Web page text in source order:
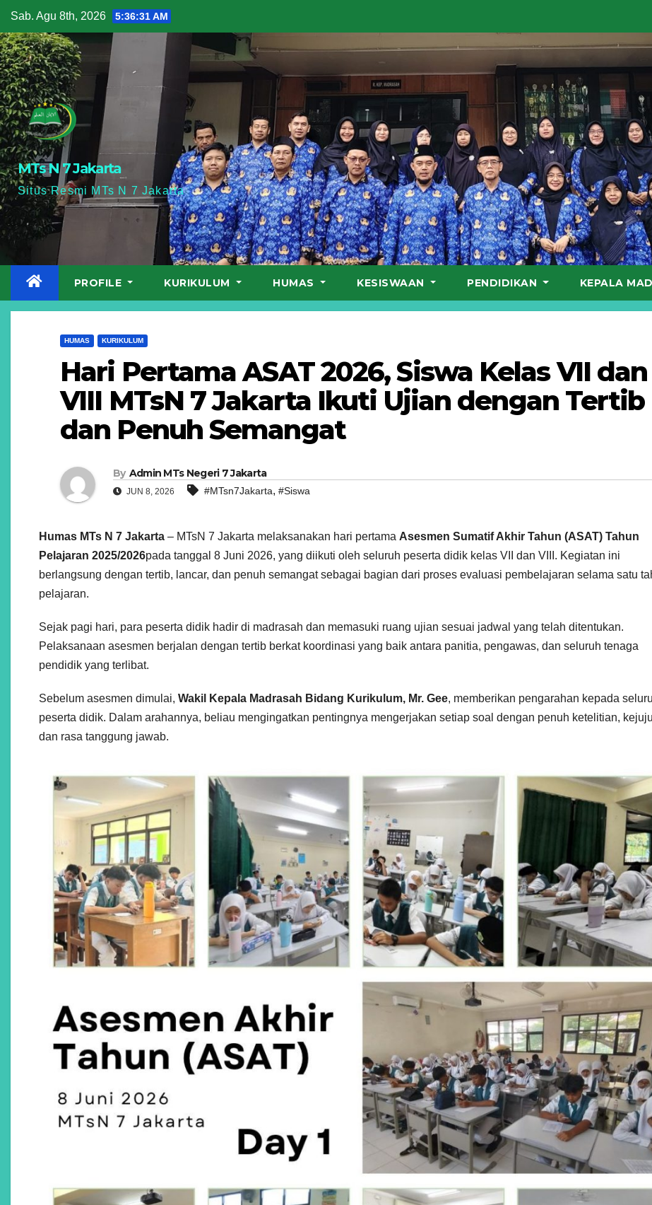
Skip
to
content
Sab. Agu 8th, 2026 5:36:33 AM
MTs N 7 Jakarta
Situs Resmi MTs N 7 Jakarta
PROFILE KURIKULUM HUMAS KESISWAAN PENDIDIKAN KEPALA
HUMAS KURIKULUM
Hari Pertama ASAT 2026, Siswa Kelas VII dan
VIII MTsN 7 Jakarta Ikuti Ujian dengan Tertib
dan Penuh Semangat
By Admin MTs Negeri 7 Jakarta
JUN 8, 2026 #MTsn7Jakarta, #Siswa
Humas MTs N 7 Jakarta – MTsN 7 Jakarta melaksanakan hari pertama Asesmen Sumatif Akhir Tahun (ASAT) Tahun
Pelajaran 2025/2026pada tanggal 8 Juni 2026, yang diikuti oleh seluruh peserta didik kelas VII dan VIII. Kegiatan ini
berlangsung dengan tertib, lancar, dan penuh semangat sebagai bagian dari proses evaluasi pembelajaran selama satu
pelajaran.
Sejak pagi hari, para peserta didik hadir di madrasah dan memasuki ruang ujian sesuai jadwal yang telah ditentukan.
Pelaksanaan asesmen berjalan dengan tertib berkat koordinasi yang baik antara panitia, pengawas, dan seluruh tenaga
pendidik yang terlibat.
Sebelum asesmen dimulai, Wakil Kepala Madrasah Bidang Kurikulum, Mr. Gee, memberikan pengarahan kepada
peserta didik. Dalam arahannya, beliau mengingatkan pentingnya mengerjakan setiap soal dengan penuh ketelitian,
dan rasa tanggung jawab.